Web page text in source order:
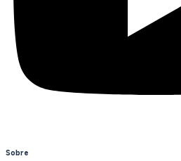
Sobre